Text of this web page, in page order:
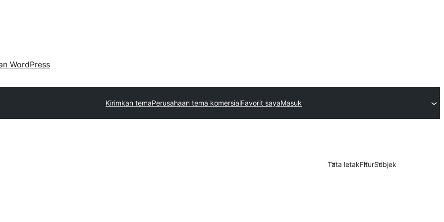
WordPress
Kirimkan temaPerusahaan tema komersialFavorit sayaMasuk
Tata letakFiturSubjek